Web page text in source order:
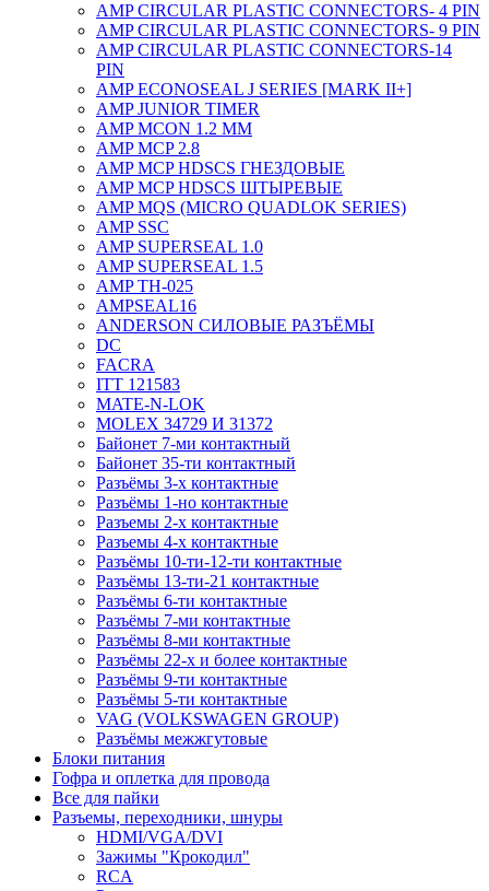
AMP CIRCULAR PLASTIC CONNECTORS- 4 PIN
AMP CIRCULAR PLASTIC CONNECTORS- 9 PIN
AMP CIRCULAR PLASTIC CONNECTORS-14
PIN
AMP ECONOSEAL J SERIES [MARK II+]
AMP JUNIOR TIMER
AMP MCON 1.2 MM
AMP MCP 2.8
AMP MCP HDSCS ГНЕЗДОВЫЕ
AMP MCP HDSCS ШТЫРЕВЫЕ
AMP MQS (MICRO QUADLOK SERIES)
AMP SSC
AMP SUPERSEAL 1.0
AMP SUPERSEAL 1.5
AMP ТН-025
AMPSEAL16
ANDERSON СИЛОВЫЕ РАЗЪЁМЫ
DC
FACRA
ITT 121583
MATE-N-LOK
MOLEX 34729 И 31372
Байонет 7-ми контактный
Байонет 35-ти контактный
Разъёмы 3-х контактные
Разъёмы 1-но контактные
Разъемы 2-х контактные
Разъемы 4-х контактные
Разъёмы 10-ти-12-ти контактные
Разъёмы 13-ти-21 контактные
Разъёмы 6-ти контактные
Разъёмы 7-ми контактные
Разъёмы 8-ми контактные
Разъёмы 22-х и более контактные
Разъёмы 9-ти контактные
Разъёмы 5-ти контактные
VAG (VOLKSWAGEN GROUP)
Разъёмы межжгутовые
Блоки питания
Гофра и оплетка для провода
Все для пайки
Разъемы, переходники, шнуры
HDMI/VGA/DVI
Зажимы "Крокодил"
RCA